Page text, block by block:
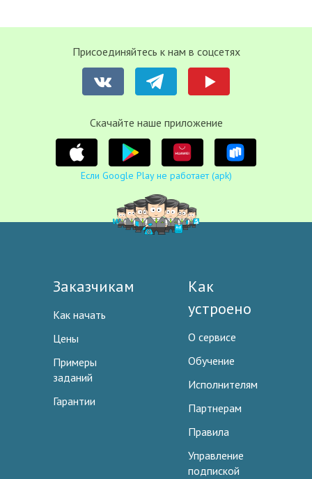
Присоединяйтесь к нам в соцсетях
Cкачайте наше приложение
Если Google Play не работает (apk)
Заказчикам
Как начать
Цены
Примеры
заданий
Гарантии
Как
устроено
О сервисе
Обучение
Исполнителям
Партнерам
Правила
Управление
подпиской